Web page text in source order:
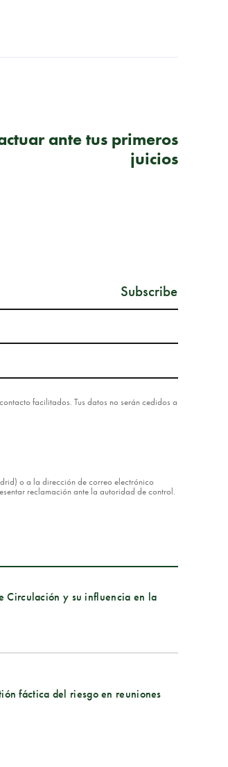
ante tus primeros
juicios
facilitados. Tus datos no serán cedidos a
o a la dirección de correo electrónico
reclamación ante la autoridad de control.
Circulación y su influencia en la
fáctica del riesgo en reuniones